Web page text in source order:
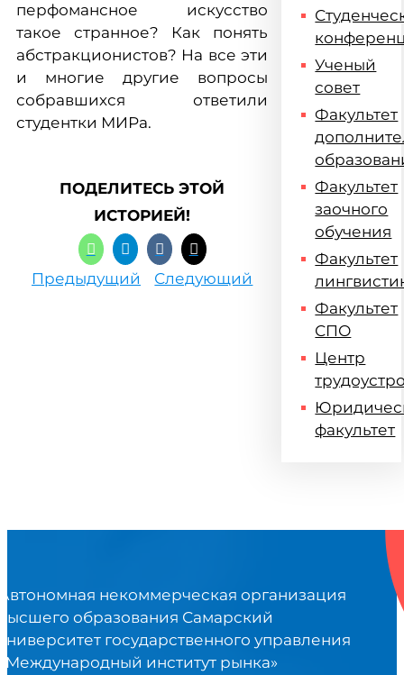
перфомансное искусство
такое странное? Как понять
абстракционистов? На все эти
и многие другие вопросы
собравшихся ответили
студентки МИРа.
ПОДЕЛИТЕСЬ ЭТОЙ
ИСТОРИЕЙ!
Предыдущий Следующий
Ученый
совет
Факультет
Факультет
заочного
обучения
Факультет
Факультет
СПО
Центр
факультет
некоммерческая организация
образования Самарский
государственного управления
институт рынка»